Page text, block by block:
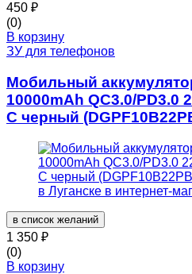
450 ₽
(0)
В корзину
ЗУ для телефонов
Мобильный
10000mAh QC3.0/PD3.0
C черный
в список желаний
1 350 ₽
(0)
В корзину